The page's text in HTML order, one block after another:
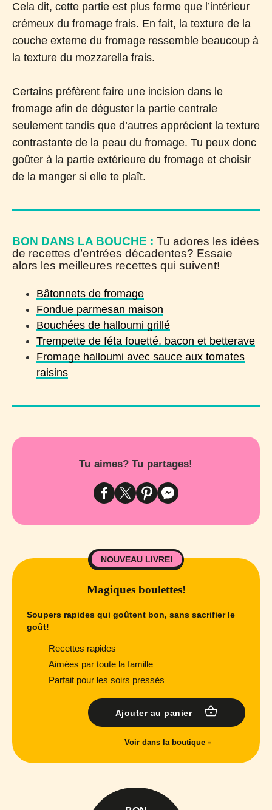
Cela dit, cette partie est plus ferme que l’intérieur
crémeux du fromage frais. En fait, la texture de la
couche externe du fromage ressemble beaucoup à
la texture du mozzarella frais.
Certains préfèrent faire une incision dans le
fromage afin de déguster la partie centrale
seulement tandis que d’autres apprécient la texture
contrastante de la peau du fromage. Tu peux donc
goûter à la partie extérieure du fromage et choisir
de la manger si elle te plaît.
BON DANS LA BOUCHE : Tu adores les idées
de recettes d’entrées décadentes? Essaie
alors les meilleures recettes qui suivent!
Bâtonnets de fromage
Fondue parmesan maison
Bouchées de halloumi grillé
Trempette de féta fouetté, bacon et betterave
Fromage halloumi avec sauce aux tomates
raisins
Tu aimes? Tu partages!
NOUVEAU LIVRE!
Magiques boulettes!
Soupers rapides qui goûtent bon, sans sacrifier le
goût!
Recettes rapides
Aimées par toute la famille
Parfait pour les soirs pressés
Ajouter au panier
Voir dans la boutique